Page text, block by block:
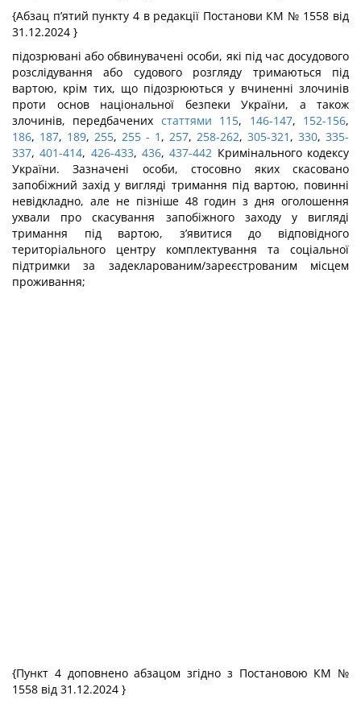
{Абзац п’ятий пункту 4 в редакції Постанови КМ № 1558 від
31.12.2024 }
підозрювані або обвинувачені особи, які під час досудового
розслідування або судового розгляду тримаються під
вартою, крім тих, що підозрюються у вчиненні злочинів
проти основ національної безпеки України, а також
злочинів, передбачених статтями 115, 146-147, 152-156,
186, 187, 189, 255, 255 - 1 , 257, 258-262, 305-321 , 330, 335-
337,401-414, 426-433,436,437-442 Кримінального кодексу
України. Зазначені особи, стосовно яких скасовано
запобіжний захід у вигляді тримання під вартою, повинні
невідкладно, але не пізніше 48 годин з дня оголошення
ухвали про скасування запобіжного заходу у вигляді
тримання під вартою, з’явитися до відповідного
територіального центру комплектування та соціальної
підтримки за задекларованим/зареєстрованим місцем
проживання;
{Пункт 4 доповнено абзацом згідно з Постановою КМ №
1558 від 31.12.2024 }